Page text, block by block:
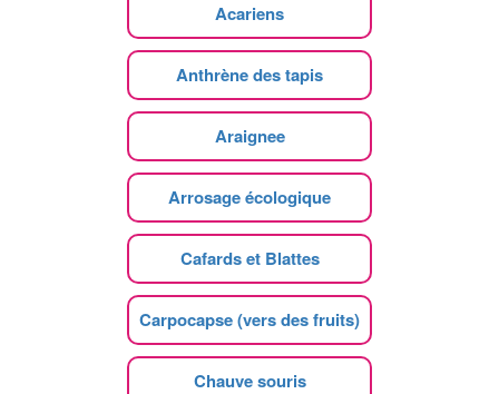
Acariens
Anthrène des tapis
Araignee
Arrosage écologique
Cafards et Blattes
Carpocapse (vers des fruits)
Chauve souris